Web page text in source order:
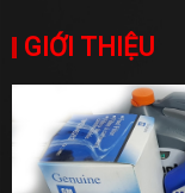
GIỚI THIỆU